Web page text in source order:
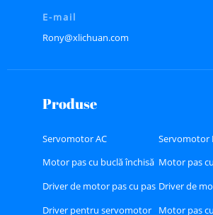
E-mail
Rony@xlichuan.com
Produse
Servomotor AC
Servomotor
Motor pas cu buclă închisă Motor pas
Driver de motor pas cu pas
Hybird
Driver de
cu buclă
Driver pentru servomotor
Motor pas